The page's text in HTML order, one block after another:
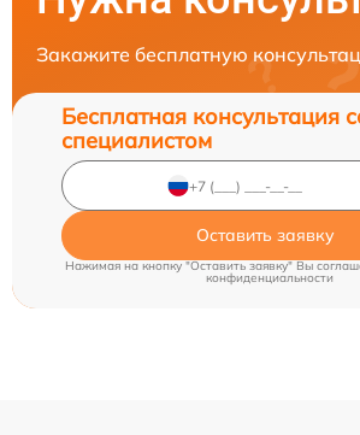
Закажите бесплатную
Бесплатная консультация
специалистом
Оставить заявку
Нажимая на кнопку "Оставить заявку" Вы
конфиденциальности